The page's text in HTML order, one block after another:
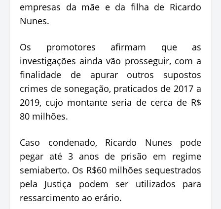
empresas da mãe e da filha de Ricardo
Nunes.
Os promotores afirmam que as
investigações ainda vão prosseguir, com a
finalidade de apurar outros supostos
crimes de sonegação, praticados de 2017 a
2019, cujo montante seria de cerca de R$
80 milhões.
Caso condenado, Ricardo Nunes pode
pegar até 3 anos de prisão em regime
semiaberto. Os R$60 milhões sequestrados
pela Justiça podem ser utilizados para
ressarcimento ao erário.